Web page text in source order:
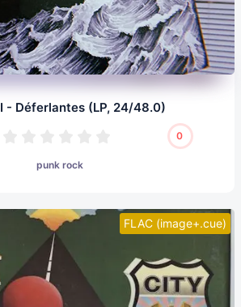
- Déferlantes (LP, 24/48.0)
0
punk rock
FLAC (image+.cue)